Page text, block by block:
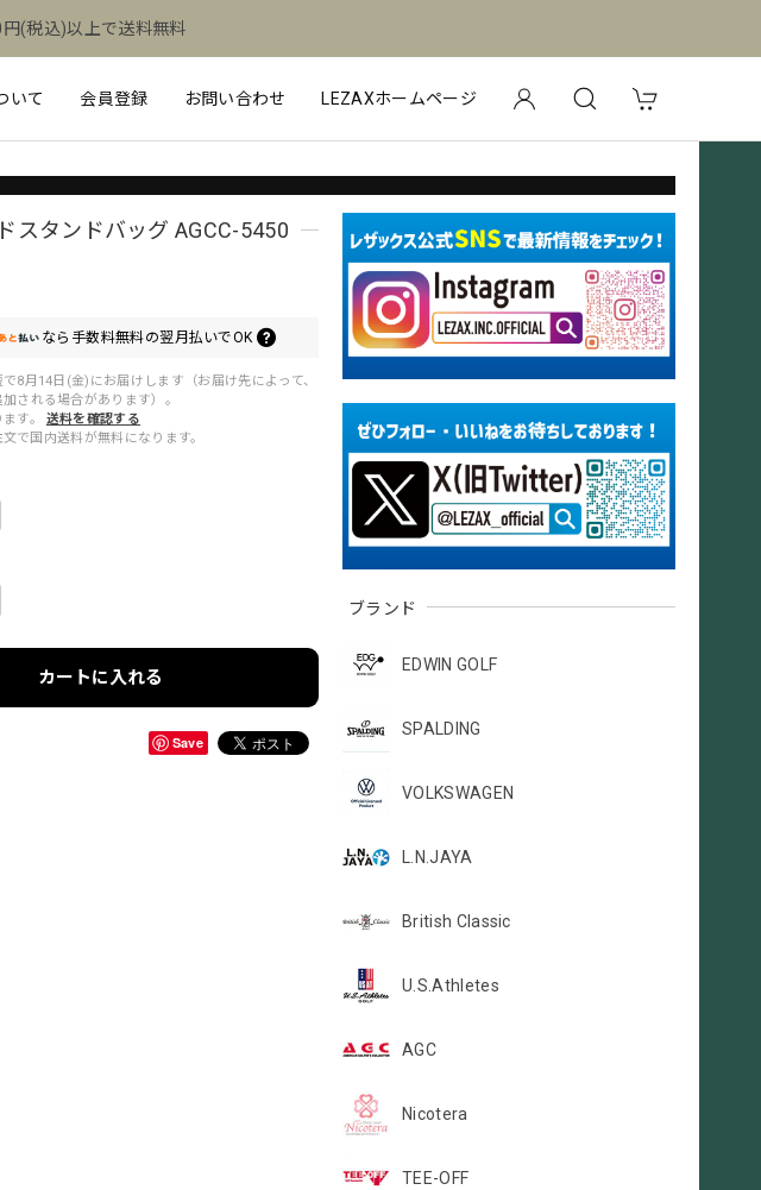
(税込)以上で送料無料
いて 会員登録 お問い合わせ LEZAXホームページ
ブランド
EDWIN GOLF
SPALDING
VOLKSWAGEN
L.N.JAYA
British Classic
U.S.Athletes
AGC
Nicotera
TEE-OFF
スタンドバッグ AGCC-5450
なら 手数料無料の翌月払いでOK
8月14日(金)にお届けします（お届け先によって、
される場合があります）。
す。
送料を確認する
で国内送料が無料になります。
カートに入れる
Save